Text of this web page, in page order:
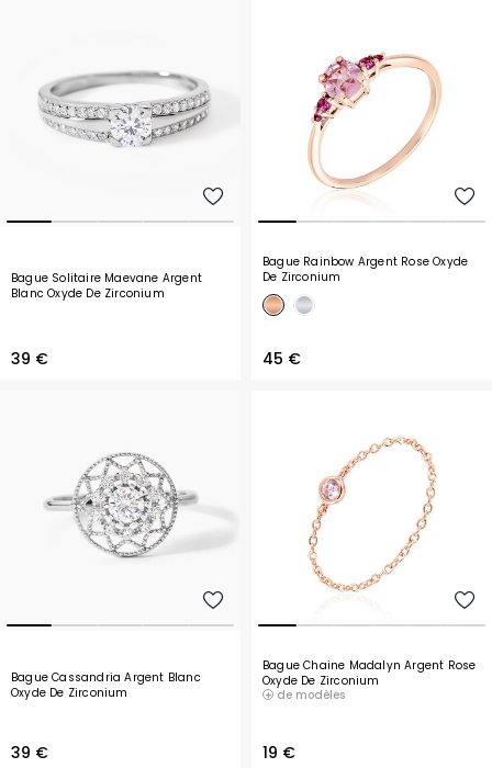
Bague Solitaire Maevane Argent
Blanc Oxyde De Zirconium
39 €
Bague Rainbow Argent Rose Oxyde
De Zirconium
45 €
Bague Cassandria Argent Blanc
Oxyde De Zirconium
39 €
Bague Chaine Madalyn Argent Rose
Oxyde De Zirconium
de modèles
19 €